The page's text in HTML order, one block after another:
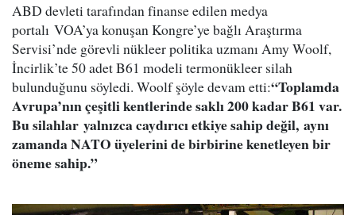
ABD devleti tarafından finanse edilen medya
portalı VOA’ya konuşan Kongre’ye bağlı Araştırma
Servisi’nde görevli nükleer politika uzmanı Amy Woolf,
İncirlik’te 50 adet B61 modeli termonükleer silah
bulunduğunu söyledi. Woolf şöyle devam etti:“Toplamda
Avrupa’nın çeşitli kentlerinde saklı 200 kadar B61 var.
Bu silahlar yalnızca caydırıcı etkiye sahip değil, aynı
zamanda NATO üyelerini de birbirine kenetleyen bir
öneme sahip.”